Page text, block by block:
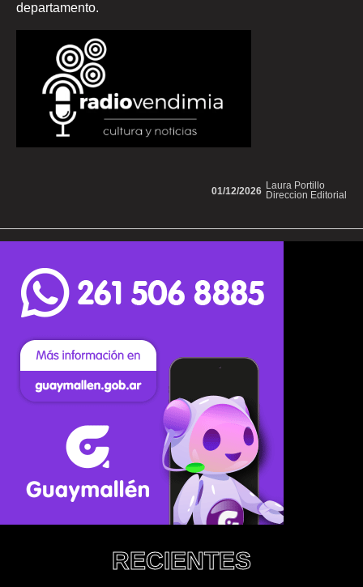
departamento.
Laura Portillo
Direccion Editorial
01/12/2026
RECIENTES